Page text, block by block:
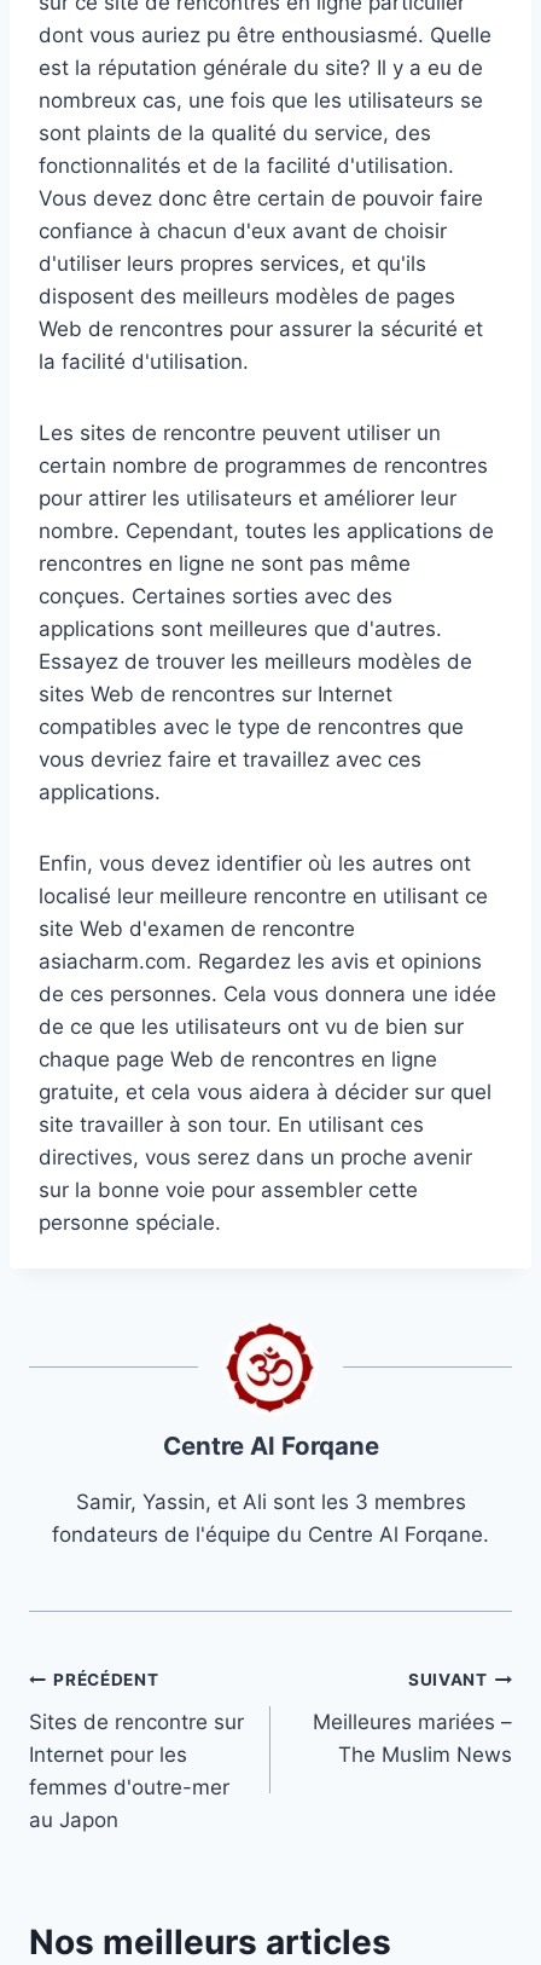
dont vous auriez pu être enthousiasmé. Quelle
est la réputation générale du site? Il y a eu de
nombreux cas, une fois que les utilisateurs se
sont plaints de la qualité du service, des
fonctionnalités et de la facilité d'utilisation.
Vous devez donc être certain de pouvoir faire
confiance à chacun d'eux avant de choisir
d'utiliser leurs propres services, et qu'ils
disposent des meilleurs modèles de pages
Web de rencontres pour assurer la sécurité et
la facilité d'utilisation.
Les sites de rencontre peuvent utiliser un
certain nombre de programmes de rencontres
pour attirer les utilisateurs et améliorer leur
nombre. Cependant, toutes les applications de
rencontres en ligne ne sont pas même
conçues. Certaines sorties avec des
applications sont meilleures que d'autres.
Essayez de trouver les meilleurs modèles de
sites Web de rencontres sur Internet
compatibles avec le type de rencontres que
vous devriez faire et travaillez avec ces
applications.
Enfin, vous devez identifier où les autres ont
localisé leur meilleure rencontre en utilisant ce
site Web d'examen de rencontre
asiacharm.com. Regardez les avis et opinions
de ces personnes. Cela vous donnera une idée
de ce que les utilisateurs ont vu de bien sur
chaque page Web de rencontres en ligne
gratuite, et cela vous aidera à décider sur quel
site travailler à son tour. En utilisant ces
directives, vous serez dans un proche avenir
sur la bonne voie pour assembler cette
personne spéciale.
Centre Al Forqane
Samir, Yassin, et Ali sont les 3 membres
fondateurs de l'équipe du Centre Al Forqane.
Navigation
de
l’article
PRÉCÉDENT
Sites de rencontre sur
Internet pour les
femmes d'outre-mer
au Japon
SUIVANT
Meilleures mariées –
The Muslim News
Nos meilleurs articles